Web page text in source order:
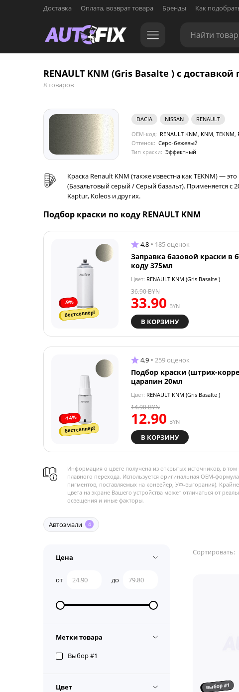
Доставка Оплата, возврат товара Бренды Как
RENAULT KNM (Gris Basalte ) с доставкой
8 товаров
DACIA NISSAN
RENAULT
OEM-код: RENAULT KNM, KNM, TEKNM,
Оттенок: Серо-бежевый
Тип краски: Эффектный
Краска Renault KNM (также известна как TEKNM) —
(Базальтовый серый / Серый базальт). Применяется с
Kaptur, Koleos и других.
Подбор краски по коду RENAULT KNM
-9%
бестселлер!
4.8 185 оценок
Заправка базовой краски в
коду 375мл
Цвет: RENAULT KNM (Gris Basalte )
33.90 BYN
36.90BYN
В КОРЗИНУ
-14%
бестселлер!
4.9 259 оценок
Подбор краски (штрих-
царапин 20мл
Цвет: RENAULT KNM (Gris Basalte )
12.90 BYN
14.90BYN
В КОРЗИНУ
Информация о цвете получена из открытых источников, в
плавного перехода. Используется оригинальная OEM-формула
пигментов, поставляемых на конвейер, УФ-выгорания). Крайне
цвета на экране Вашего устройства может отличаться от
освещения и иные факторы.
Автоэмали 4
Цена
от до
Метки товара
Выбор #1
Цвет
Сортировать:
выбор #1